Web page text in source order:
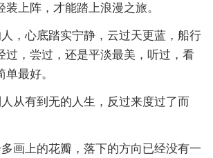
上阵，才能踏上浪漫之旅。
，心底踏实宁静，云过天更蓝，船行
过，尝过，还是平淡最美，听过，看
最好。
从有到无的人生，反过来度过了而
画上的花瓣，落下的方向已经没有一